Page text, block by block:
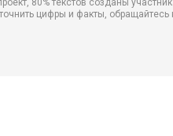
80% текстов созданы
цифры и факты,